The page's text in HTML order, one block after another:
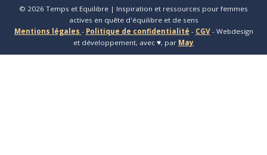
© 2026 Temps et Equilibre | Inspiration et ressources pour femmes
actives en quête d'équilibre et de sens
Mentions légales - Politique de confidentialité - CGV- Webdesign
et développement, avec ♥, par May